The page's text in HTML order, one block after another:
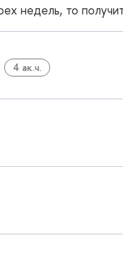
недель, то
4 ак.ч.